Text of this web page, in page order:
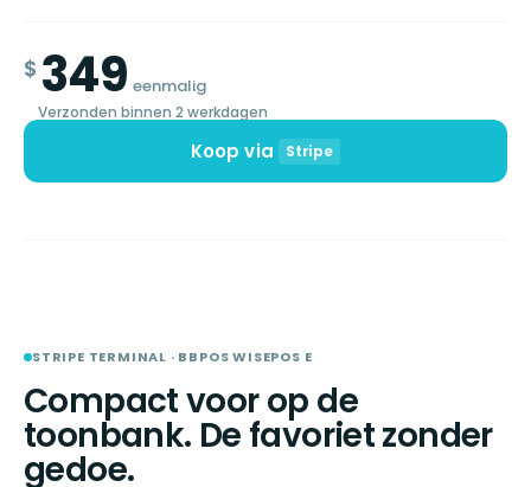
$ 349 eenmalig
Verzonden binnen 2 werkdagen
Koop via Stripe
STRIPE TERMINAL · BBPOS WISEPOS E
Compact voor op de
toonbank. De favoriet zonder
gedoe.